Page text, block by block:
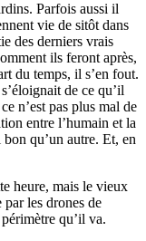
Parfois aussi il
vie de sitôt dans
des derniers vrais
ils feront après,
du temps, il s’en fout.
de ce qu’il
n’est pas plus mal de
entre l’humain et la
qu’un autre. Et, en
heure, mais le vieux
les drones de
qu’il va.